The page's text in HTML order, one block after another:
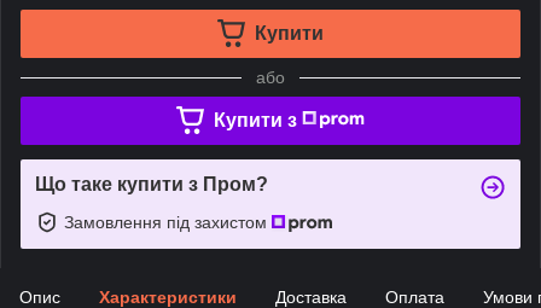
Купити
або
Купити з
Що таке купити з Пром?
Замовлення під захистом
Опис Характеристики Доставка Оплата Умови